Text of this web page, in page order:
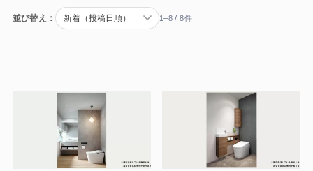
LINEで相談・見積り
並び替え： 1–8 / 8件